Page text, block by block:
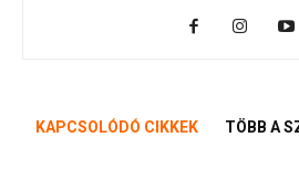
KAPCSOLÓDÓ CIKKEK TÖBB A